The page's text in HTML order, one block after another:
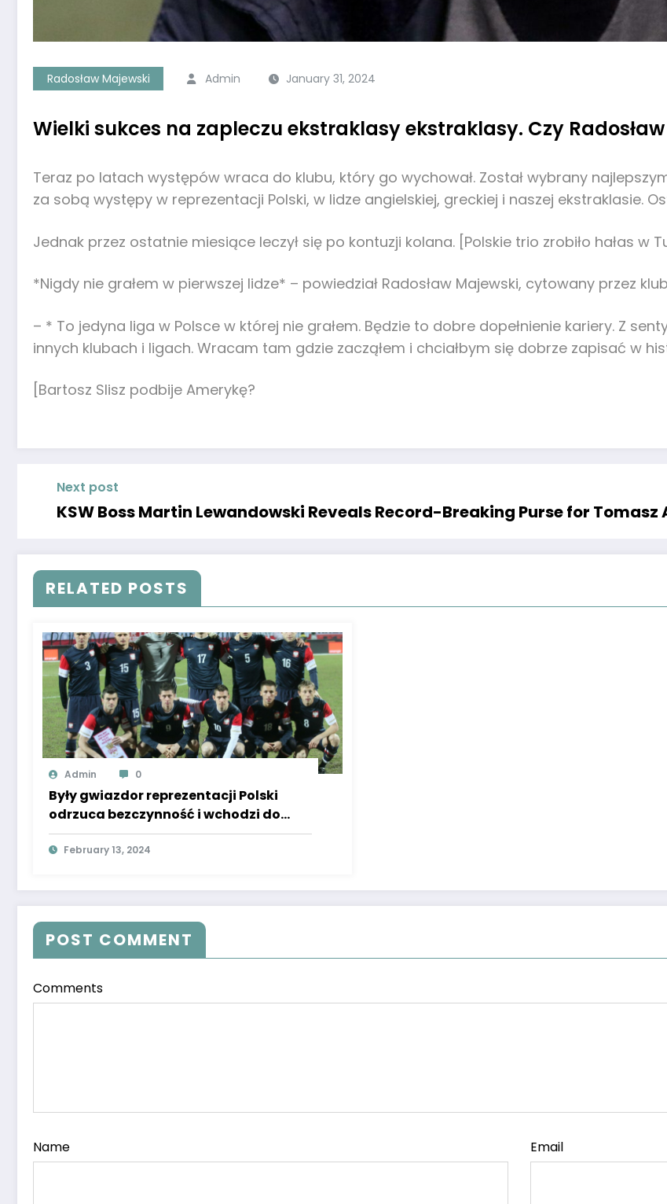
Radosław Majewski Admin January 31, 2024
Wielki sukces na zapleczu ekstraklasy ekstraklasy. Czy
Teraz po latach występów wraca do klubu, który go wychował. Został wybrany
za sobą występy w reprezentacji Polski, w lidze angielskiej, greckiej i naszej ekstraklasie.
Jednak przez ostatnie miesiące leczył się po kontuzji kolana. [Polskie trio zrobiło hałas w
*Nigdy nie grałem w pierwszej lidze* – powiedział Radosław Majewski, cytowany przez
– * To jedyna liga w Polsce w której nie grałem. Będzie to dobre dopełnienie kariery. Z
innych klubach i ligach. Wracam tam gdzie zacząłem i chciałbym się dobrze zapisać w
[Bartosz Slisz podbije Amerykę?
Next post
KSW Boss Martin Lewandowski Reveals Record-Breaking Purse for
RELATED POSTS
Admin 0
Były gwiazdor reprezentacji Polski
odrzuca bezczynność i wchodzi do
świata filmu
February 13, 2024
POST COMMENT
Comments
Name Email